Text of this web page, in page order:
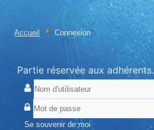
Accueil Connexion
Partie réservée aux adhérents.
Se souvenir de moi